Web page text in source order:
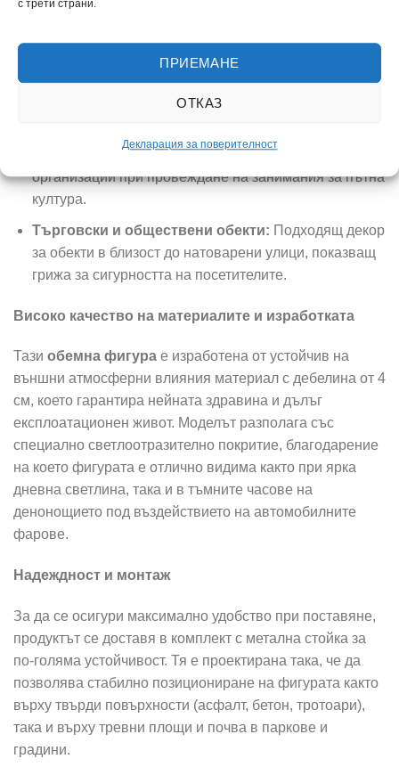
с трети страни.
ПРИЕМАНЕ
ОТКАЗ
Декларация за поверителност
вниманието на участниците в движението в най-
Детски площадки, паркове и зони за игра:
Създава цветно настроение и ясно обозначава
пространствата, предназначени за най-малките.
Чудесен визуален помощник за учители и
организации при провеждане на занимания за пътна
култура.
Търговски и обществени обекти: Подходящ декор
за обекти в близост до натоварени улици, показващ
грижа за сигурността на посетителите.
Високо качество на материалите и изработката
Тази обемна фигура е изработена от устойчив на
външни атмосферни влияния материал с дебелина от 4
см, което гарантира нейната здравина и дълъг
експлоатационен живот. Моделът разполага със
специално светлоотразително покритие, благодарение
на което фигурата е отлично видима както при ярка
дневна светлина, така и в тъмните часове на
денонощието под въздействието на автомобилните
фарове.
Надеждност и монтаж
За да се осигури максимално удобство при поставяне,
продуктът се доставя в комплект с метална стойка за
по-голяма устойчивост. Тя е проектирана така, че да
позволява стабилно позициониране на фигурата както
върху твърди повърхности (асфалт, бетон, тротоари),
така и върху тревни площи и почва в паркове и
градини.